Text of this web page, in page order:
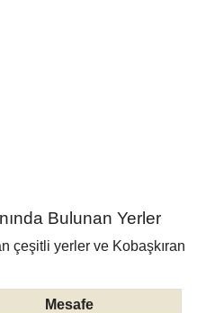
Bulunan Yerler
çeşitli yerler ve Kobaşkıran
Mesafe